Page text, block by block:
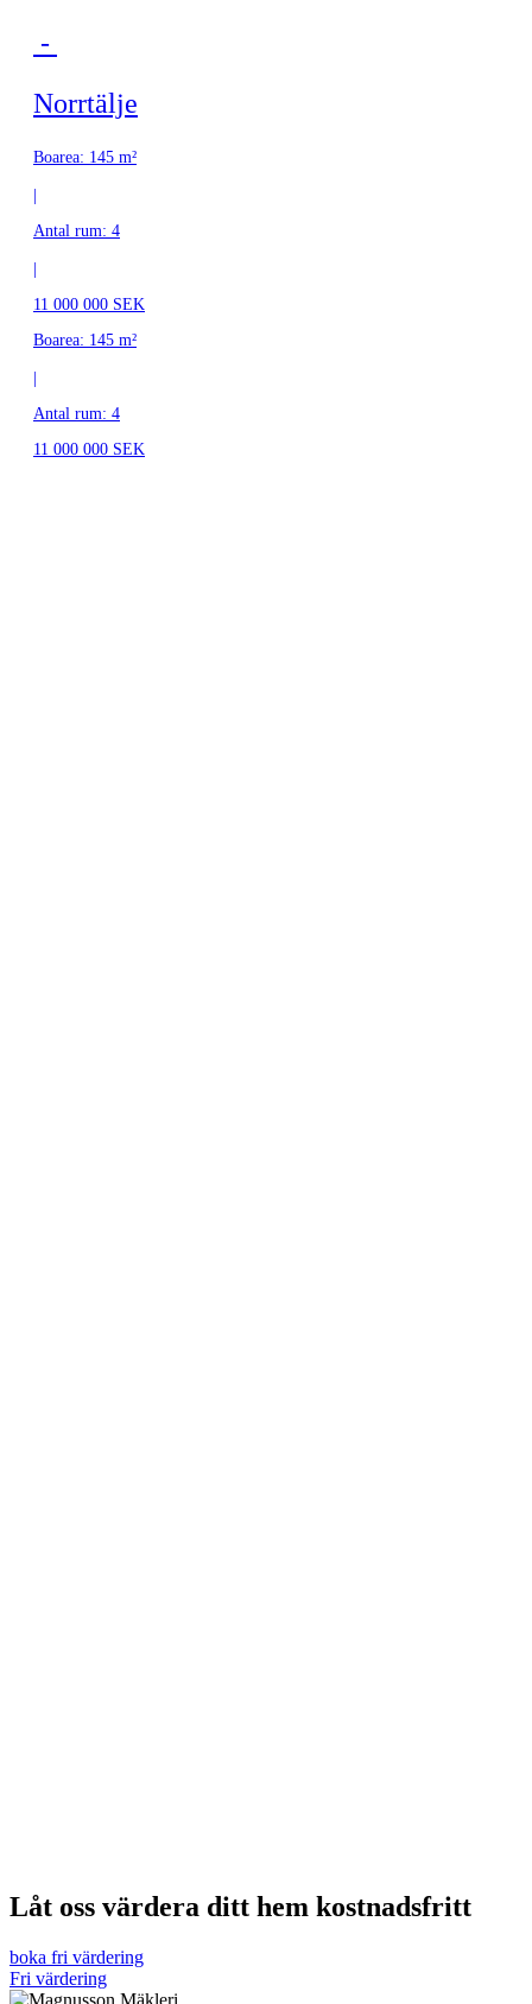
-
Norrtälje
Boarea: 145 m²
Antal rum: 4
11 000 000 SEK
Boarea: 145 m²
Antal rum: 4
11 000 000 SEK
Låt oss värdera ditt hem kostnadsfritt
boka fri värdering
Fri värdering